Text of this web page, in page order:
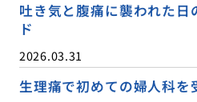
吐き気と腹痛に襲われた日
ド
2026.03.31
生理痛で初めての婦人科を